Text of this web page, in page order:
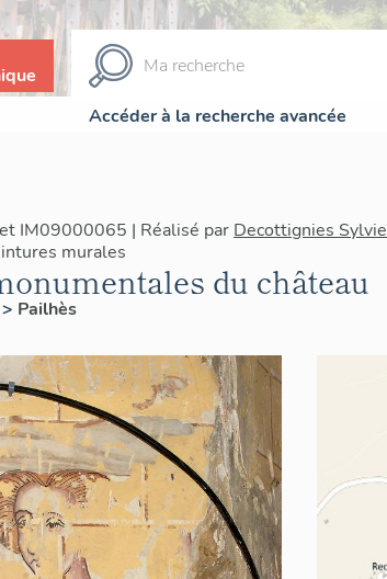
Accéder à la recherche avancée
IM09000065 | Réalisé par Decottignies Sylvie
murales
du château
> Pailhès